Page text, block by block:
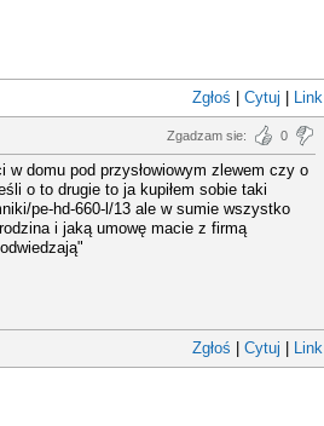
Zgłoś Cytuj Link
Zgadzam sie: 0
w domu pod przysłowiowym zlewem czy o
o to drugie to ja kupiłem sobie taki
pe-hd-660-l/13 ale w sumie wszystko
i jaką umowę macie z firmą
Zgłoś Cytuj Link